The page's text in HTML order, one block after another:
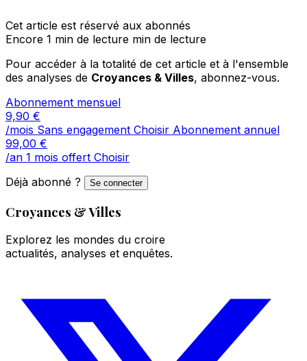
Cet article est réservé aux abonnés
Encore 1 min de lecture min de lecture
Pour accéder à la totalité de cet article et à l'ensemble
des analyses de Croyances & Villes, abonnez-vous.
Abonnement mensuel
9,90 €
/mois Sans engagement Choisir Abonnement annuel
99,00 €
/an 1 mois offert Choisir
Déjà abonné ?
Se connecter
Croyances & Villes
Explorez les mondes du croire
actualités, analyses et enquêtes.